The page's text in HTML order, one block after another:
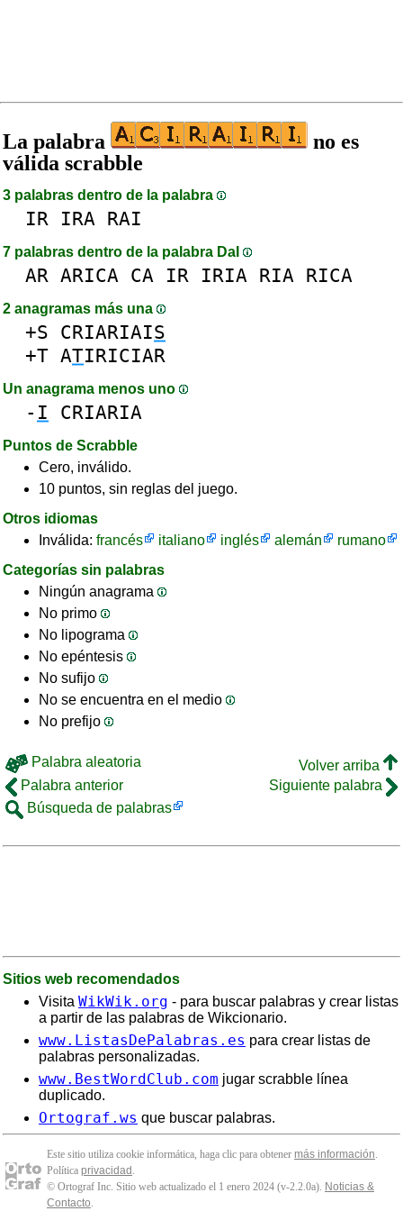
La palabra
no es
válida scrabble
3 palabras dentro de la palabra
IR IRA RAI
7 palabras dentro de la palabra DaI
AR ARICA CA IR IRIA RIA RICA
2 anagramas más una
+S CRIARIAIS
+T ATIRICIAR
Un anagrama menos uno
- I CRIARIA
Puntos de Scrabble
Cero, inválido.
10 puntos, sin reglas del juego.
Otros idiomas
Inválida: francés italiano inglés alemán
rumano
Categorías sin palabras
Ningún anagrama
No primo
No lipograma
No epéntesis
No sufijo
No se encuentra en el medio
No prefijo
Palabra aleatoria
Volver arriba
Palabra anterior
Siguiente palabra
Búsqueda de palabras
Sitios web recomendados
Visita WikWik.org - para buscar palabras y crear listas
a partir de las palabras de Wikcionario.
www.ListasDePalabras.es para crear listas de
palabras personalizadas.
www.BestWordClub.com jugar scrabble línea
duplicado.
Ortograf.ws que buscar palabras.
Este sitio utiliza cookie informática, haga clic para obtener más información.
Política privacidad .
© Ortograf Inc. Sitio web actualizado el 1 enero 2024 (v-2.2.0a). Noticias &
Contacto.